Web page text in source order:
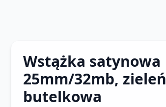
Wstążka satynowa
25mm/32mb, zieleń
butelkowa